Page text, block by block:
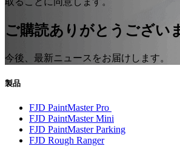
370*370*123 mm
IP66
電源
12V/24V DC
ご購読ありがとうござい
今後、最新ニュースをお届けします。
製品
FJD PaintMaster Pro
FJD PaintMaster Mini
FJD PaintMaster Parking
FJD Rough Ranger